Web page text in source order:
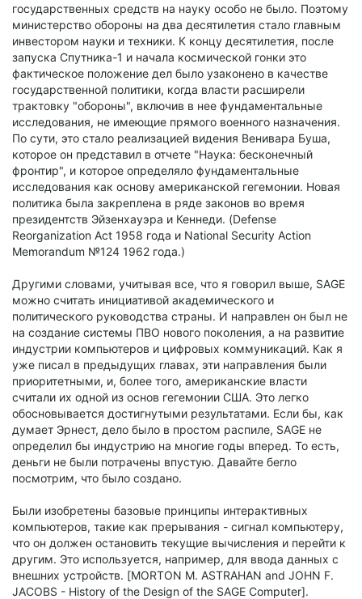
государственных средств на науку особо не было. Поэтому
министерство обороны на два десятилетия стало главным
инвестором науки и техники. К концу десятилетия, после
запуска Спутника-1 и начала космической гонки это
фактическое положение дел было узаконено в качестве
государственной политики, когда власти расширели
трактовку "обороны", включив в нее фундаментальные
исследования, не имеющие прямого военного назначения.
По сути, это стало реализацией видения Венивара Буша,
которое он представил в отчете "Наука: бесконечный
фронтир", и которое определяло фундаментальные
исследования как основу американской гегемонии. Новая
политика была закреплена в ряде законов во время
президентств Эйзенхауэра и Кеннеди. (Defense
Reorganization Act 1958 года и National Security Action
Memorandum №124 1962 года.)
Другими словами, учитывая все, что я говорил выше, SAGE
можно считать инициативой академического и
политического руководства страны. И направлен он был не
на создание системы ПВО нового поколения, а на развитие
индустрии компьютеров и цифровых коммуникаций. Как я
уже писал в предыдущих главах, эти направления были
приоритетными, и, более того, американские власти
считали их одной из основ гегемонии США. Это легко
обосновывается достигнутыми результатами. Если бы, как
думает Эрнест, дело было в простом распиле, SAGE не
определил бы индустрию на многие годы вперед. То есть,
деньги не были потрачены впустую. Давайте бегло
посмотрим, что было создано.
Были изобретены базовые принципы интерактивных
компьютеров, такие как прерывания - сигнал компьютеру,
что он должен остановить текущие вычисления и перейти к
другим. Это используется, например, для ввода данных с
внешних устройств. [MORTON M. ASTRAHAN and JOHN F.
JACOBS - History of the Design of the SAGE Computer].